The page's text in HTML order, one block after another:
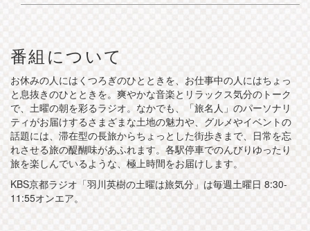
番組について
お休みの人にはくつろぎのひとときを、お仕事中の人にはちょっ
と息抜きのひとときを。爽やかな音楽とリラックス気分のトーク
で、土曜の朝を彩るラジオ。なかでも、「旅名人」のパーソナリ
ティがお届けするさまざまな土地の魅力や、グルメやイベントの
話題には、滞在型の長旅からちょっとした街歩きまで、日常を忘
れさせる旅の醍醐味があふれます。各駅停車でのんびりゆったり
旅を楽しんでいるような、極上時間をお届けします。
KBS京都ラジオ「羽川英樹の土曜は旅気分」は毎週土曜日 8:30-
11:55オンエア。